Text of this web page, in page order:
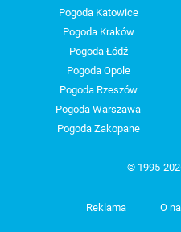
Pogoda Katowice
Pogoda Kraków
Pogoda Łódź
Pogoda Opole
Pogoda Rzeszów
Pogoda Warszawa
Pogoda Zakopane
© 1995-
Reklama O